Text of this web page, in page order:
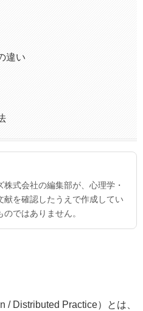
違い
式会社の編集部が、心理学・
を確認したうえで作成してい
ではありません。
Distributed Practice）とは、